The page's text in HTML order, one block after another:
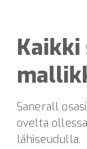
Kaikki
Sanerall
ovelta
lähiseudulla.